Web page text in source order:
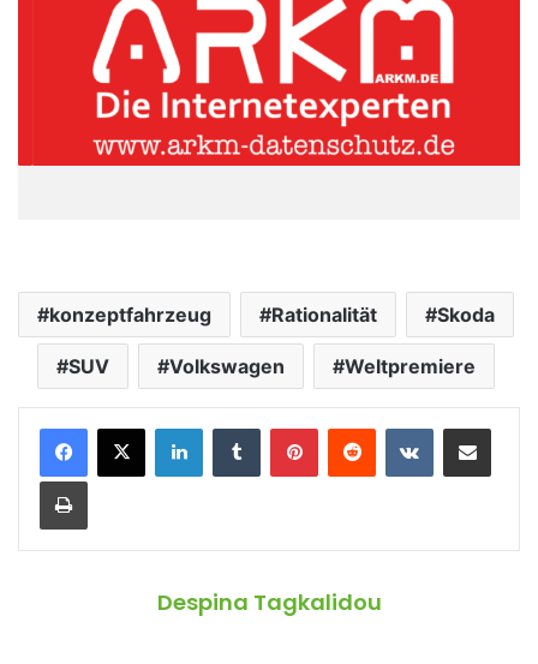
konzeptfahrzeug Rationalität Skoda
SUV Volkswagen Weltpremiere
Despina Tagkalidou